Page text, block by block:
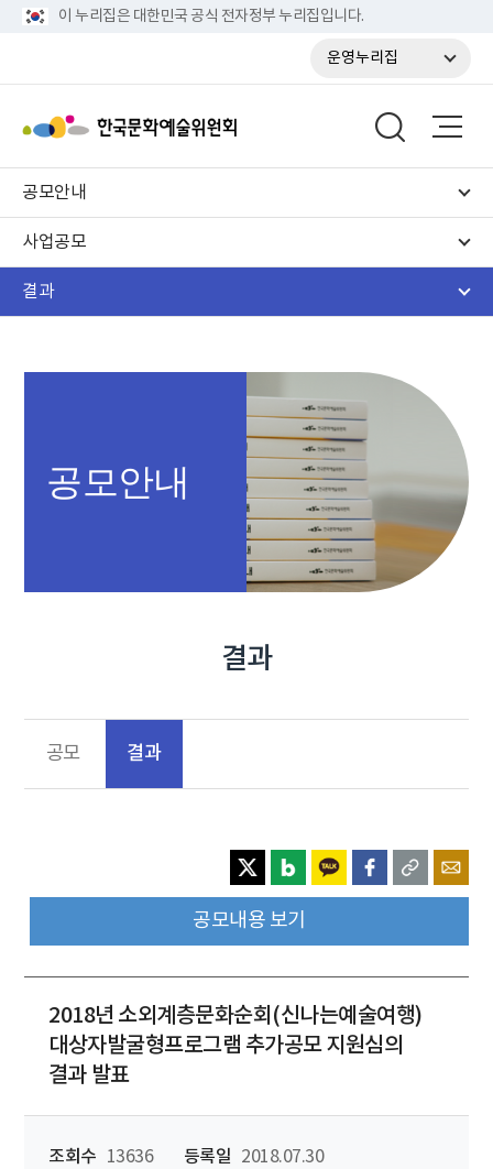
이 누리집은 대한민국 공식 전자정부 누리집입니다.
운영누리집
공모안내
사업공모
결과
공모안내
결과
공모 결과
공모내용 보기
2018년 소외계층문화순회(신나는예술여행)
대상자발굴형프로그램 추가공모 지원심의
결과 발표
조회수 13636 등록일 2018.07.30